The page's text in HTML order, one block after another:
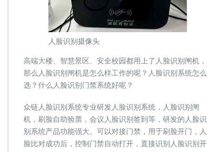
人脸识别摄像头
高端大楼、智慧景区、安全校园都用上了人脸识别闸机，
那么人脸识别闸机是怎么样工作的呢？人脸识别系统怎么
选？什么人脸识别门禁系统好呢？
众链人脸识别系统专业研发人脸识别系统，人脸识别闸
机，刷脸自助验票，会议人脸识别签到等，研发的人脸识
别系统产品功能强大。可以对接门禁，用于刷脸开门，人
脸比对成功后，控制门禁自动打开，直接识别人脸识别开